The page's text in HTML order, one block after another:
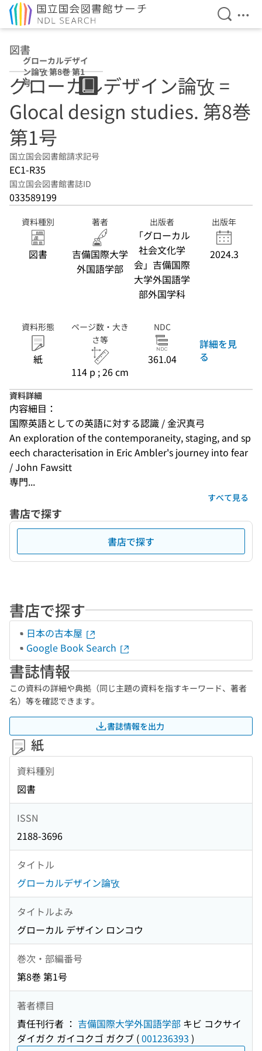
検索を
メ
図書
グローカルデザイ
ン論攷 第8巻 第1
号
グローカルデザイン論攷 =
Glocal design studies. 第8巻
第1号
国立国会図書館請求記号
EC1-R35
国立国会図書館書誌ID
033589199
資料種別
図書
著者
吉備国際大学
外国語学部
出版者
「グローカル
社会文化学
会」吉備国際
大学外国語学
部外国学科
出版年
2024.3
資料形態
紙
ページ数・大き
さ等
114 p ; 26 cm
NDC
361.04
詳細を見
る
資料詳細
内容細目：
国際英語としての英語に対する認識 / 金沢真弓
An exploration of the contemporaneity, staging, and sp
eech characterisation in Eric Ambler's journey into fear
/ John Fawsitt
専門...
すべて見る
書店で探す
書店で探す
書店で探す
日本の古本屋
Google Book Search
書誌情報
この資料の詳細や典拠（同じ主題の資料を指すキーワード、著者
名）等を確認できます。
書誌情報を出力
紙
資料種別
図書
ISSN
2188-3696
タイトル
グローカルデザイン論攷
タイトルよみ
グローカル デザイン ロンコウ
巻次・部編番号
第8巻 第1号
著者標目
責任刊行者 ： 吉備国際大学外国語学部 キビ コクサイ
ダイガク ガイコクゴ ガクブ (001236393 )